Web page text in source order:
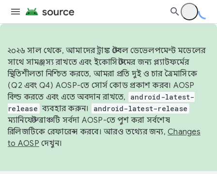
২০২৬ সাল থেকে, আমাদের ট্রাঙ্ক স্টেবল ডেভেলপমেন্ট মডেলের
সাথে সামঞ্জস্য রাখতে এবং ইকোসিস্টেমের জন্য প্ল্যাটফর্মের
স্থিতিশীলতা নিশ্চিত করতে, আমরা প্রতি দুই ও চার ত্রৈমাসিকে
(Q2 এবং Q4) AOSP-তে সোর্স কোড প্রকাশ করব। AOSP
বিল্ড করতে এবং এতে অবদান রাখতে,
android-latest-
release ব্যবহার করুন। android-latest-release
ম্যানিফেস্ট ব্রাঞ্চটি সর্বদা AOSP-তে পুশ করা সর্বশেষ
রিলিজটিকে রেফারেন্স করবে। আরও তথ্যের জন্য, Changes
to AOSP দেখুন।